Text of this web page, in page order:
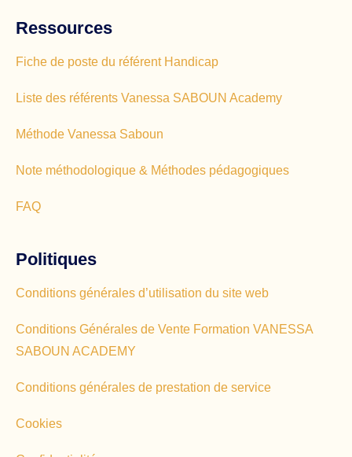
Ressources
Fiche de poste du référent Handicap
Liste des référents Vanessa SABOUN Academy
Méthode Vanessa Saboun
Note méthodologique & Méthodes pédagogiques
FAQ
Politiques
Conditions générales d’utilisation du site web
Conditions Générales de Vente Formation VANESSA
SABOUN ACADEMY
Conditions générales de prestation de service
Cookies